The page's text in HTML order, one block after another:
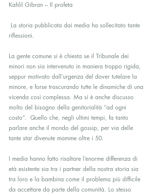
Kahlil Gibran – Il profeta
riflessioni.
La gente comune si è chiesta se il Tribunale dei
minori non sia intervenuto in maniera troppo rigida,
seppur motivato dall’urgenza del dover tutelare la
minore, e forse trascurando tutte le dinamiche di una
vicenda così complessa. Ma si è anche discusso
molto del bisogno della genitorialità “ad ogni
costo”.  Quello che, negli ultimi tempi, fa tanto
parlare anche il mondo del gossip, per via delle
tante star divenute mamme oltre i 50.
I media hanno fatto risaltare l’enorme differenza di
età esistente sia tra i partner della nostra storia sia
tra loro e la bambina come il problema più difficile
da accettare da parte della comunità. Lo stesso